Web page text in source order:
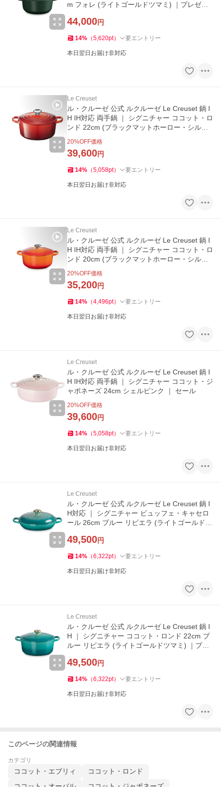
m フォレ (ライトゴールドツマミ) ｜プレゼン
44,000円
14% （5,620pt） 要エントリー
本日翌日お届け非対応
Le Creuset
ル・クルーゼ 公式 ルクルーゼ Le Creuset 鍋 I
H IH対応 両手鍋 ｜ シグニチャー ココット・ロ
ンド 22cm (ブラックマットホーロー・シルバ
20%OFF価格
39,600円
14% （5,058pt） 要エントリー
本日翌日お届け非対応
Le Creuset
ル・クルーゼ 公式 ルクルーゼ Le Creuset 鍋 I
H IH対応 両手鍋 ｜ シグニチャー ココット・ロ
ンド 20cm (ブラックマットホーロー・シルバ
20%OFF価格
35,200円
14% （4,496pt） 要エントリー
本日翌日お届け非対応
Le Creuset
ル・クルーゼ 公式 ルクルーゼ Le Creuset 鍋 I
H IH対応 両手鍋 ｜ シグニチャー ココット・ジ
ャポネーズ 24cm シェルピンク ｜ セール
20%OFF価格
39,600円
14% （5,058pt） 要エントリー
本日翌日お届け非対応
Le Creuset
ル・クルーゼ 公式 ルクルーゼ Le Creuset 鍋 I
H対応 ｜ シグニチャー ビュッフェ・キャセロ
ール 26cm ブルー リビエラ (ライトゴールドツ
49,500円
14% （6,322pt） 要エントリー
本日翌日お届け非対応
Le Creuset
ル・クルーゼ 公式 ルクルーゼ Le Creuset 鍋 I
H ｜ シグニチャー ココット・ロンド 22cm ブ
ルー リビエラ (ライトゴールドツマミ) ｜プレ
49,500円
14% （6,322pt） 要エントリー
本日翌日お届け非対応
このページの関連情報
カテゴリ
ココット・エブリィ
ココット・ロンド